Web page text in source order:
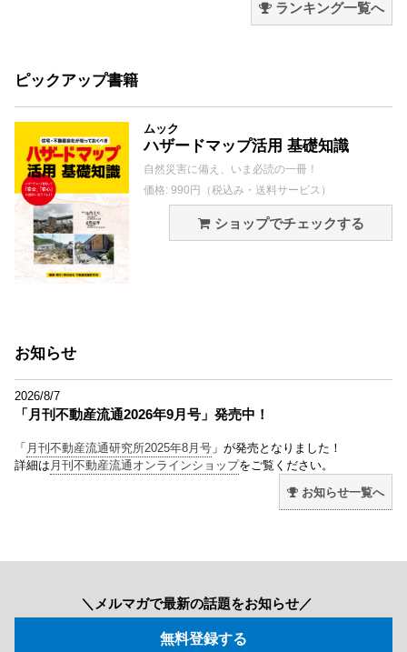
ランキング一覧へ
ピックアップ書籍
ムック
ハザードマップ活用 基礎知識
自然災害に備え、いま必読の一冊！
価格: 990円（税込み・送料サービス）
ショップでチェックする
お知らせ
2026/8/7
「月刊不動産流通2026年9月号」発売中！
「 月刊不動産流通研究所2025年8月号 」が発売となりました！
詳細は 月刊不動産流通オンラインショップをご覧ください。
お知らせ一覧へ
＼メルマガで最新の話題をお知らせ／